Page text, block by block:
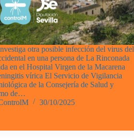
otra posible infección del virus del
en una persona de La Rinconada
en el Hospital Virgen de la Macarena
vírica El Servicio de Vigilancia
de la Consejería de Salud y
de…
30/10/2025